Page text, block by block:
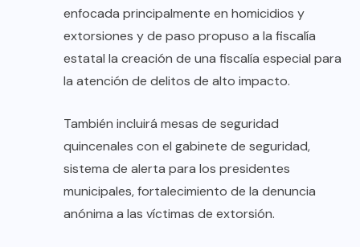
enfocada principalmente en homicidios y
extorsiones y de paso propuso a la fiscalía
estatal la creación de una fiscalía especial para
la atención de delitos de alto impacto.
También incluirá mesas de seguridad
quincenales con el gabinete de seguridad,
sistema de alerta para los presidentes
municipales, fortalecimiento de la denuncia
anónima a las víctimas de extorsión.